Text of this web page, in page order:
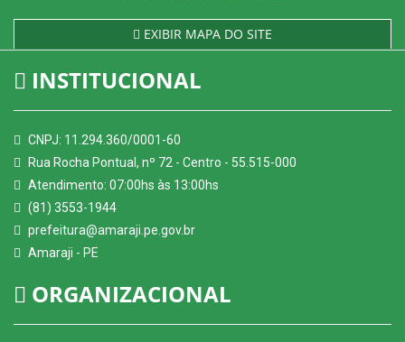
EXIBIR MAPA DO SITE
INSTITUCIONAL
CNPJ: 11.294.360/0001-60
Rua Rocha Pontual, nº 72 - Centro - 55.515-000
Atendimento: 07:00hs às 13:00hs
(81) 3553-1944
prefeitura@amaraji.pe.gov.br
Amaraji - PE
ORGANIZACIONAL